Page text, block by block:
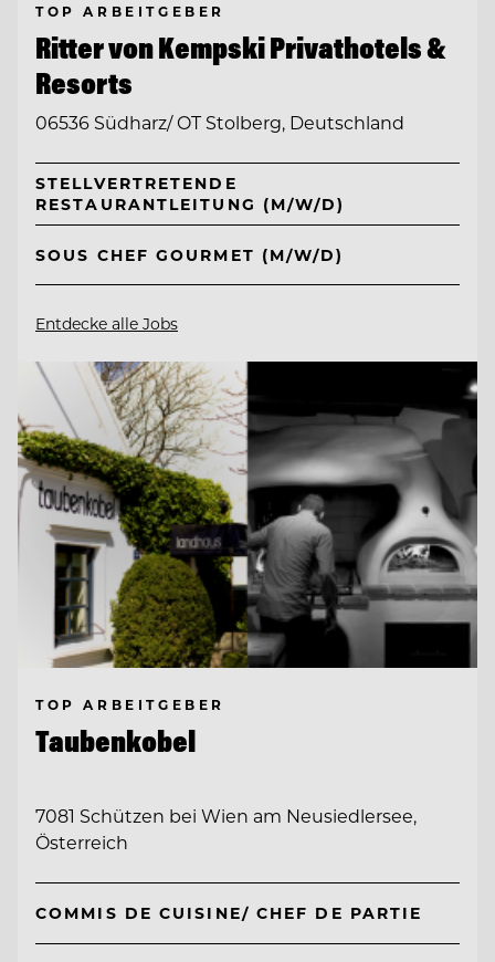
TOP ARBEITGEBER
Ritter von Kempski Privathotels &
Resorts
06536 Südharz/ OT Stolberg, Deutschland
STELLVERTRETENDE
RESTAURANTLEITUNG (M/W/D)
SOUS CHEF GOURMET (M/W/D)
Entdecke alle Jobs
TOP ARBEITGEBER
Taubenkobel
7081 Schützen bei Wien am Neusiedlersee,
Österreich
COMMIS DE CUISINE/ CHEF DE PARTIE